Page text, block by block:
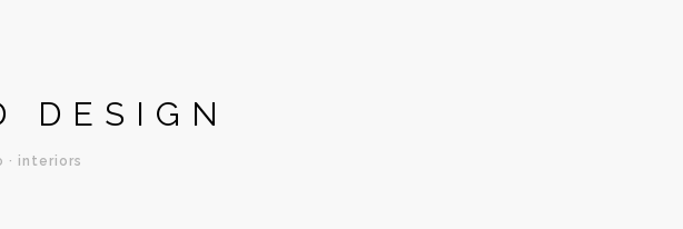
DESIGN
· interiors